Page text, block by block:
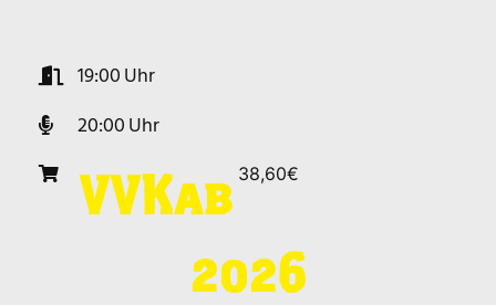
19:00
20:00
VVKab 38,60€
2026